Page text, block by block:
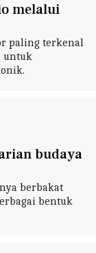
melalui
paling terkenal
untuk
budaya
berbakat
bentuk